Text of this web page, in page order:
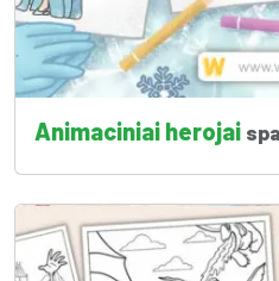
Animaciniai herojai